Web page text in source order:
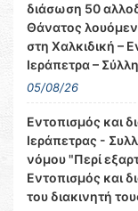
διάσωση 50
Θάνατος
στη Χαλκιδική –
Ιεράπετρα –
05/08/26
Εντοπισμός και
Ιεράπετρας -
νόμου "Περί
Εντοπισμός και
του διακινητή